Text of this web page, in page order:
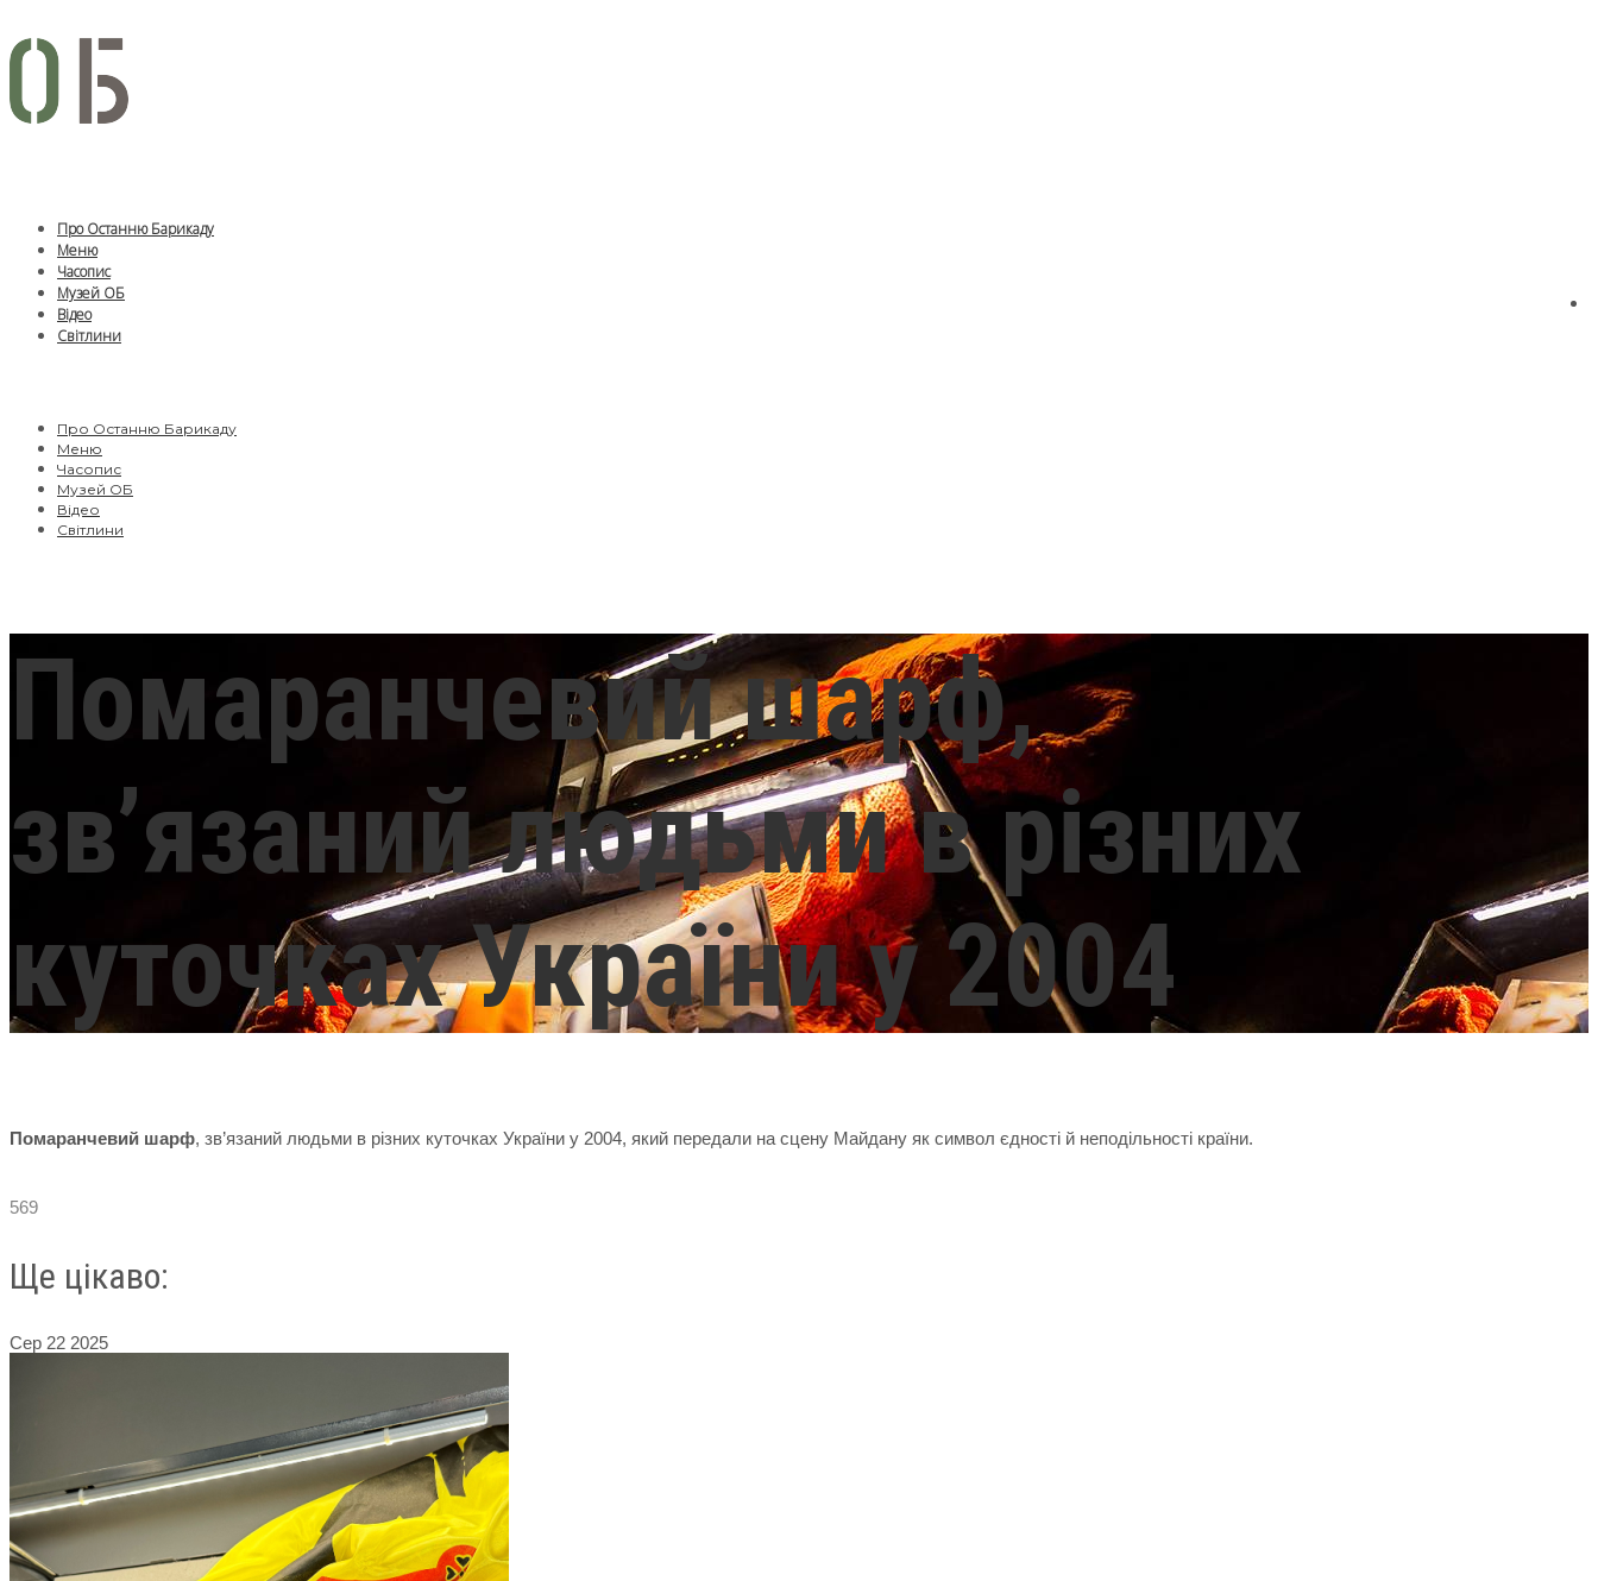
Про Останню Барикаду
Меню
Часопис
Музей ОБ
Відео
Світлини
Про Останню Барикаду
Меню
Часопис
Музей ОБ
Відео
Світлини
Помаранчевий шарф,
зв’язаний людьми в різних
куточках України у 2004
Помаранчевий шарф, зв’язаний людьми в різних куточках України у 2004, який передали на сцену Майдану як символ єдності й неподільності країни.
569
Ще цікаво:
Сер 22 2025